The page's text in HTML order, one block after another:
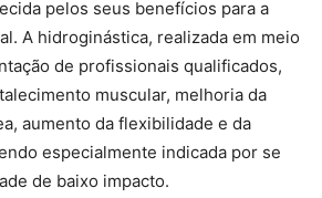
pelos seus benefícios para a
A hidroginástica, realizada em meio
de profissionais qualificados,
muscular, melhoria da
aumento da flexibilidade e da
especialmente indicada por se
de baixo impacto.